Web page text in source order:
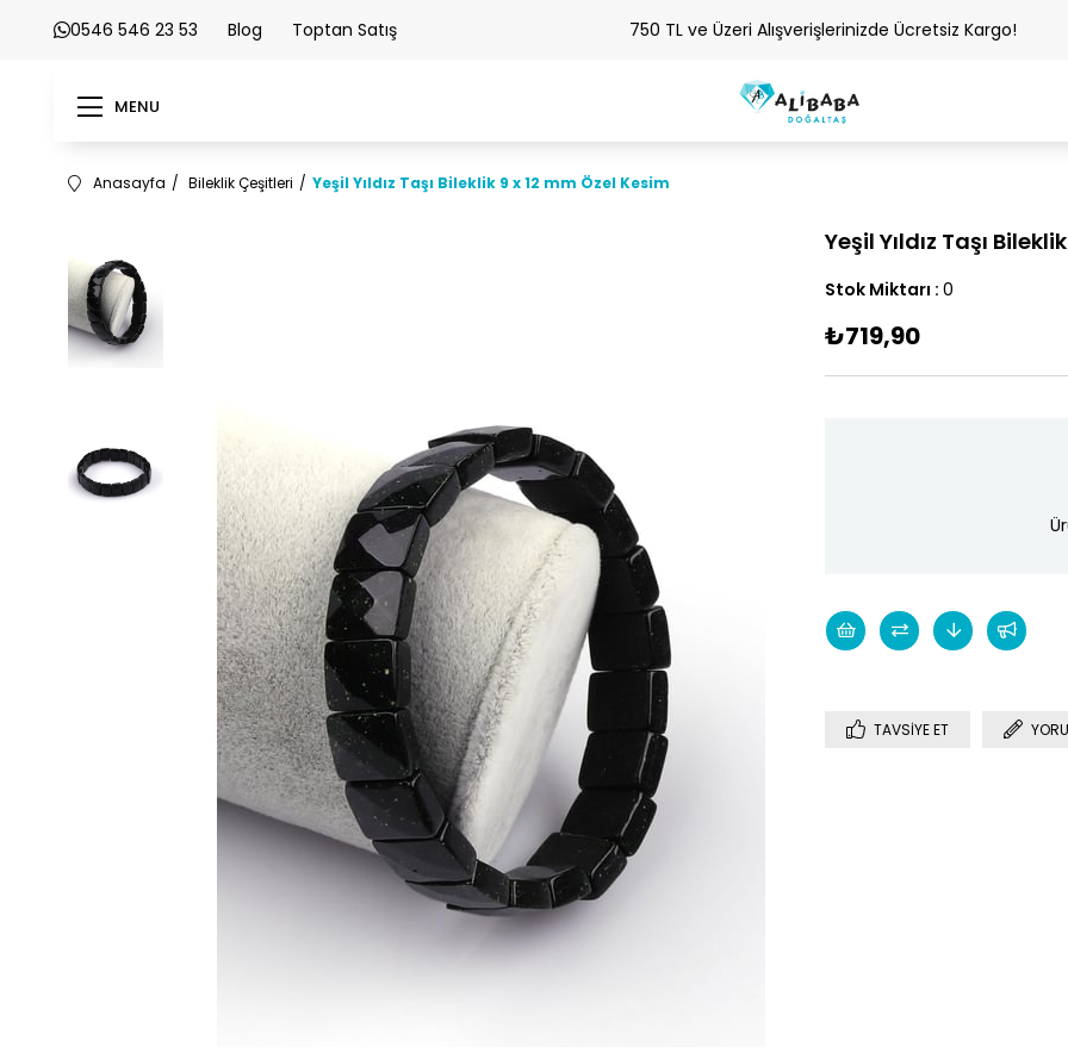
0546 546 23 53 Blog Toptan Satış 750 TL ve Üzeri Alışverişlerinizde Ücretsiz Kargo!
MENU
Anasayfa Bileklik Çeşitleri Yeşil Yıldız Taşı Bileklik 9 x 12 mm Özel Kesim
Yeşil Yıldız Taşı
Stok Miktarı : 0
₺719,90
TAVSIYE ET